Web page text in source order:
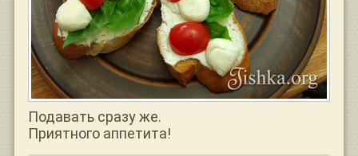
Подавать сразу же.
Приятного аппетита!